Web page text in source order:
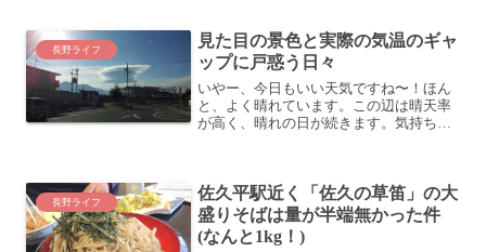
年末...
長野ライフ
見た目の景色と実際の気温のギャ
ップに戸惑う日々
いやー、今日もいい天気ですね〜！ほん
と、よく晴れています。この辺は晴天率
が高く、晴れの日が続きます。気持ちい
気だよなー。車内はポカポカ温かい...
長野ライフ
佐久平駅近く「佐久の草笛」の大
盛りそばは量が半端無かった件
(なんと1kg！)